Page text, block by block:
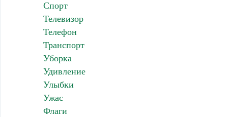
Спорт
Телевизор
Телефон
Транспорт
Уборка
Удивление
Улыбки
Ужас
Флаги